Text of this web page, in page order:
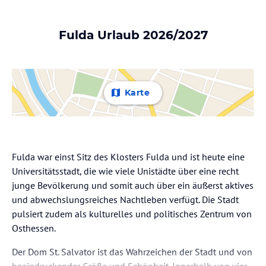
Fulda Urlaub 2026/2027
Karte
Fulda war einst Sitz des Klosters Fulda und ist heute eine
Universitätsstadt, die wie viele Unistädte über eine recht
junge Bevölkerung und somit auch über ein äußerst aktives
und abwechslungsreiches Nachtleben verfügt. Die Stadt
pulsiert zudem als kulturelles und politisches Zentrum von
Osthessen.
Der Dom St. Salvator ist das Wahrzeichen der Stadt und von